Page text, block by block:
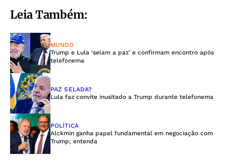
Leia Também:
MUNDO
Trump e Lula ‘selam a paz’ e confirmam encontro após
telefonema
PAZ SELADA?
Lula faz convite inusitado a Trump durante telefonema
POLÍTICA
Alckmin ganha papel fundamental em negociação com
Trump; entenda